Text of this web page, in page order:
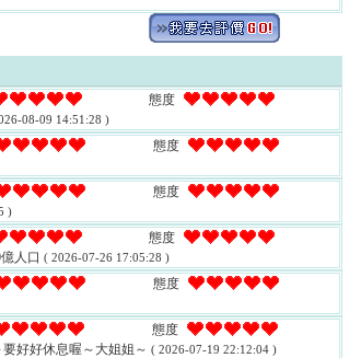
態度
08-09 14:51:28 )
態度
態度
)
態度
人口 ( 2026-07-26 17:05:28 )
態度
態度
好好休息喔～大姐姐～ ( 2026-07-19 22:12:04 )